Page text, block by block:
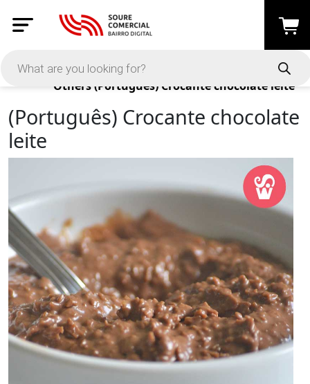
Products
Others(Português) Crocante chocolate leite
(Português) Crocante chocolate
leite